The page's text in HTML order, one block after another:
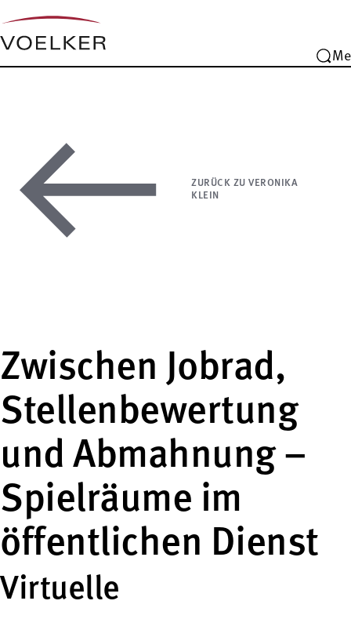
ZURÜCK ZU VERONIKA
KLEIN
Zwischen Jobrad,
Stellenbewertung
und Abmahnung –
Spielräume im
öffentlichen Dienst
Virtuelle